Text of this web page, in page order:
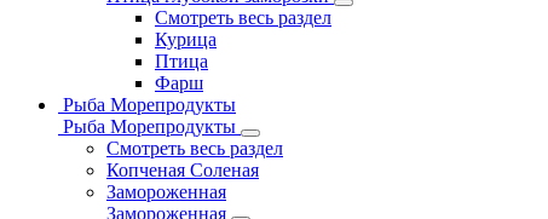
Смотреть весь раздел
Курица
Птица
Фарш
Рыба Морепродукты
Рыба Морепродукты
Смотреть весь раздел
Копченая Соленая
Замороженная
Замороженная